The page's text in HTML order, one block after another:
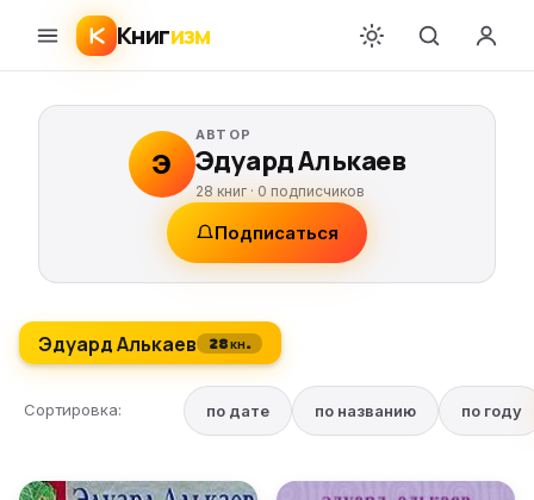
Книгизм
Э
АВТОР
Эдуард Алькаев
28 книг · 0 подписчиков
Подписаться
Эдуард Алькаев 28 кн.
Сортировка: по дате по названию по году